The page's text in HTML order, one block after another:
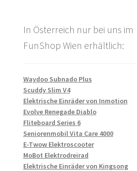
In Österreich nur bei uns im
FunShop Wien erhältlich:
Waydoo Subnado Plus
Scuddy Slim V4
Elektrische Einräder von Inmotion
Evolve Renegade Diablo
Fliteboard Series 6
Seniorenmobil Vita Care 4000
E-Twow Elektroscooter
MoBot Elektrodreirad
Elektrische Einräder von Kingsong